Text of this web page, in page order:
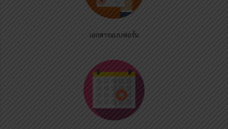
เอกสารแบบฟอร์ม